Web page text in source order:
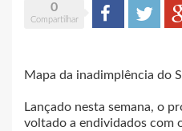
0
Compartilhar
Compartilhar
Tweet
Mapa da inadimplência do
Lançado nesta semana, o
voltado a endividados com